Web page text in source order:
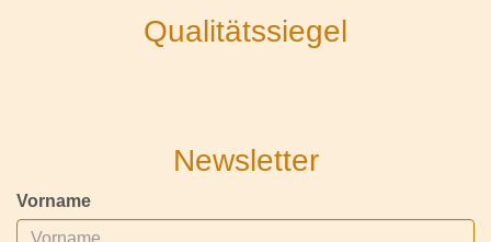
Qualitätssiegel
Newsletter
Vorname